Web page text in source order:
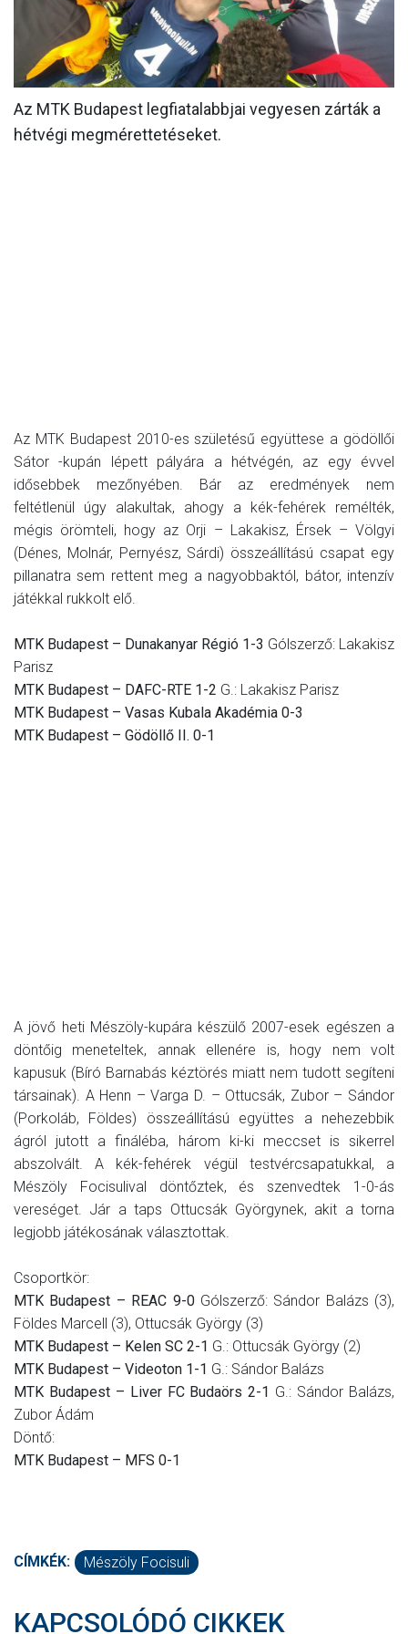
MÉRKŐZÉSEK
KLUB
GALÉRIA
SZURKOLÓI ÉLMÉNYEK
Az MTK Budapest legfiatalabbjai vegyesen zárták a
hétvégi megmérettetéseket.
Az MTK Budapest 2010-es születésű együttese a gödöllői
Sátor -kupán lépett pályára a hétvégén, az egy évvel
idősebbek mezőnyében. Bár az eredmények nem
feltétlenül úgy alakultak, ahogy a kék-fehérek remélték,
mégis örömteli, hogy az Orji – Lakakisz, Érsek – Völgyi
(Dénes, Molnár, Pernyész, Sárdi) összeállítású csapat egy
pillanatra sem rettent meg a nagyobbaktól, bátor, intenzív
játékkal rukkolt elő.
MTK Budapest – Dunakanyar Régió 1-3 Gólszerző: Lakakisz
Parisz
MTK Budapest – DAFC-RTE 1-2 G.: Lakakisz Parisz
MTK Budapest – Vasas Kubala Akadémia 0-3
MTK Budapest – Gödöllő II. 0-1
A jövő heti Mészöly-kupára készülő 2007-esek egészen a
döntőig meneteltek, annak ellenére is, hogy nem volt
kapusuk (Bíró Barnabás kéztörés miatt nem tudott segíteni
társainak). A Henn – Varga D. – Ottucsák, Zubor – Sándor
(Porkoláb, Földes) összeállítású együttes a nehezebbik
ágról jutott a fináléba, három ki-ki meccset is sikerrel
abszolvált. A kék-fehérek végül testvércsapatukkal, a
Mészöly Focisulival döntőztek, és szenvedtek 1-0-ás
vereséget. Jár a taps Ottucsák Györgynek, akit a torna
legjobb játékosának választottak.
Csoportkör:
MTK Budapest – REAC 9-0Gólszerző: Sándor Balázs (3),
Földes Marcell (3), Ottucsák György (3)
MTK Budapest – Kelen SC 2-1 G.: Ottucsák György (2)
MTK Budapest – Videoton 1-1 G.: Sándor Balázs
MTK Budapest – Liver FC Budaörs 2-1 G.: Sándor Balázs,
Zubor Ádám
Döntő:
MTK Budapest – MFS 0-1
CÍMKÉK: Mészöly Focisuli
KAPCSOLÓDÓ CIKKEK